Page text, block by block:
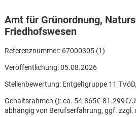
Amt für Grünordnung,
Friedhofswesen
Referenznummer: 67000305 (1)
Veröffentlichung: 05.08.2026
Stellenbewertung: Entgeltgruppe 11
Gehaltsrahmen (): ca. 54.865€-81.299€/
abhängig von Berufserfahrung, ggf. zzgl.
Karte